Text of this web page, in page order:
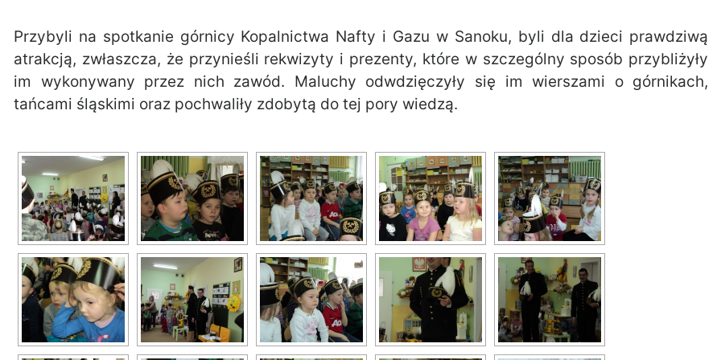
Przybyli na spotkanie górnicy Kopalnictwa Nafty i Gazu w Sanoku, byli dla dzieci prawdziwą
atrakcją, zwłaszcza, że przynieśli rekwizyty i prezenty, które w szczególny sposób przybliżyły
im wykonywany przez nich zawód. Maluchy odwdzięczyły się im wierszami o górnikach,
tańcami śląskimi oraz pochwaliły zdobytą do tej pory wiedzą.